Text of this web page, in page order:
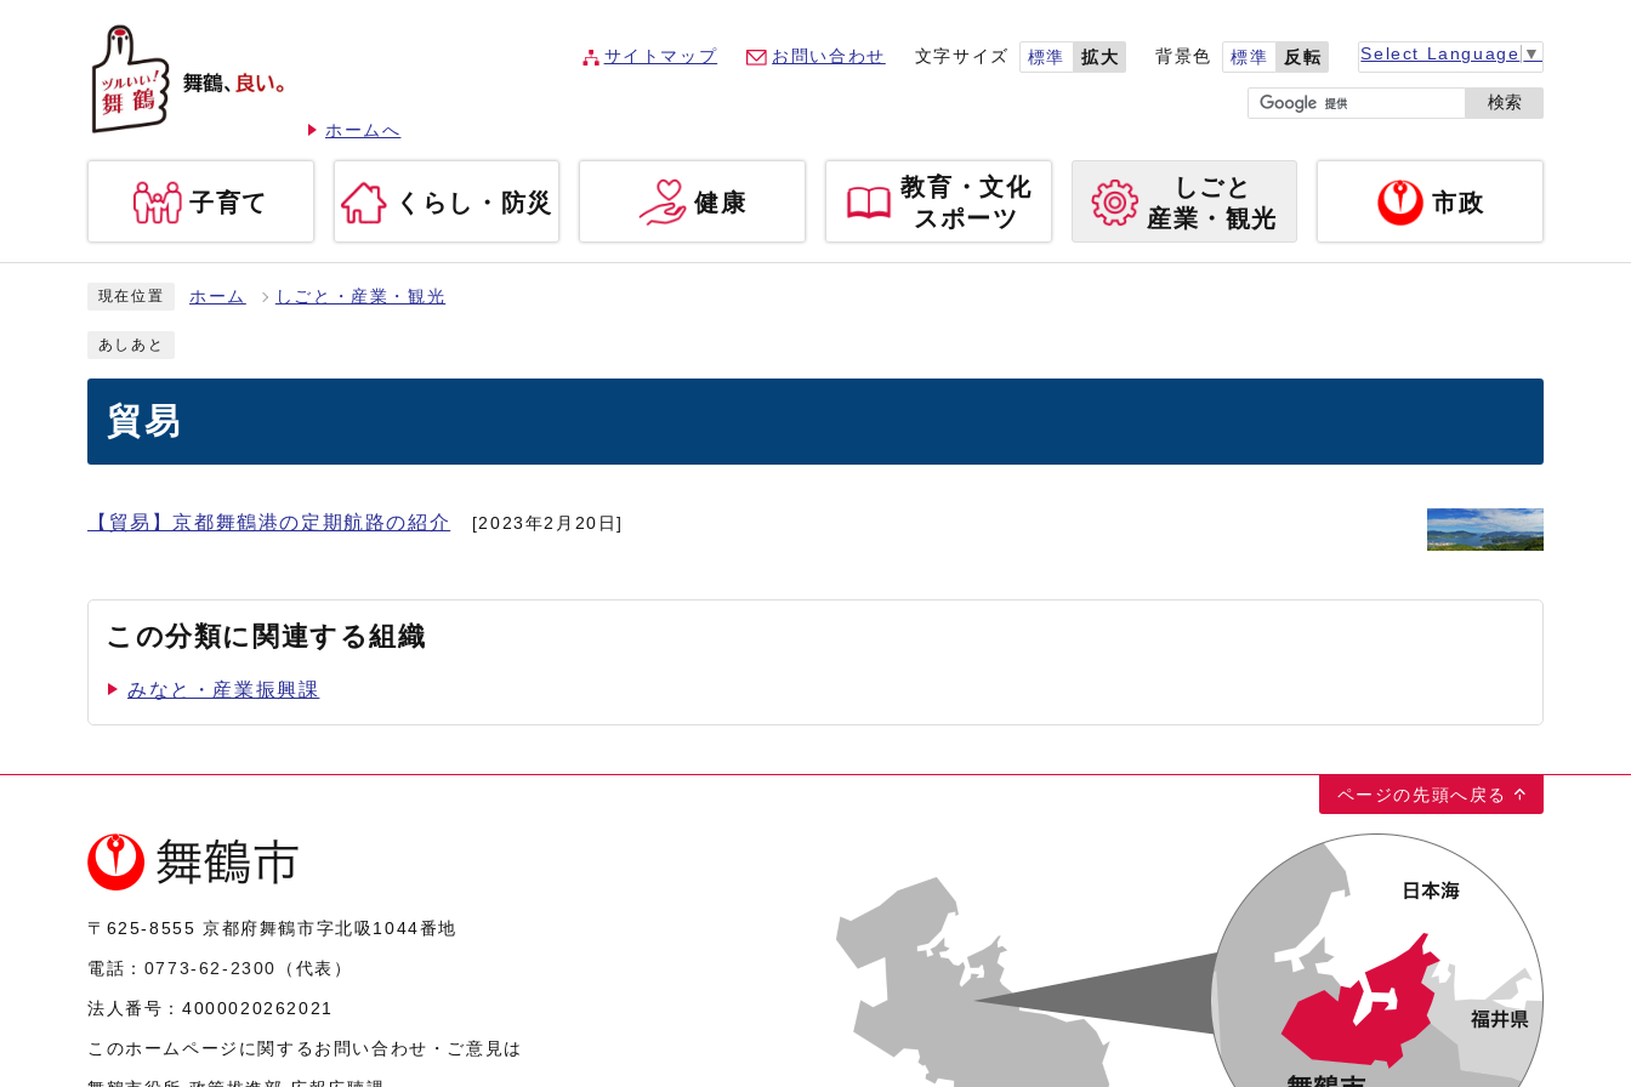
ホームへ
サイトマップ お問い合わせ 文字サイズ 標準 拡大 背景色 標準 反転 Select Language ▼
検索
子育て くらし・防災 健康
教育・文化
スポーツ
しごと
産業・観光
市政
現在位置 ホーム しごと・産業・観光
あしあと
貿易
【貿易】京都舞鶴港の定期航路の紹介 [2023年2月20日]
この分類に関連する組織
みなと・産業振興課
ページの先頭へ戻る
〒625-8555 京都府舞鶴市字北吸1044番地
電話： 0773-62-2300 （代表）
法人番号： 4000020262021
このホームページに関するお問い合わせ・ご意見は